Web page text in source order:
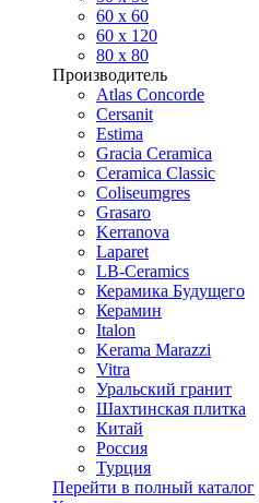
60 х 60
60 x 120
80 x 80
Производитель
Atlas Concorde
Cersanit
Estima
Gracia Ceramica
Ceramica Classic
Coliseumgres
Grasaro
Kerranova
Laparet
LB-Ceramics
Керамика Будущего
Керамин
Italon
Kerama Marazzi
Vitra
Уральский гранит
Шахтинская плитка
Китай
Россия
Турция
Перейти в полный каталог